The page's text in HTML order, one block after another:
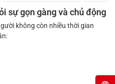
sự gọn gàng và chủ động
không còn nhiều thời gian